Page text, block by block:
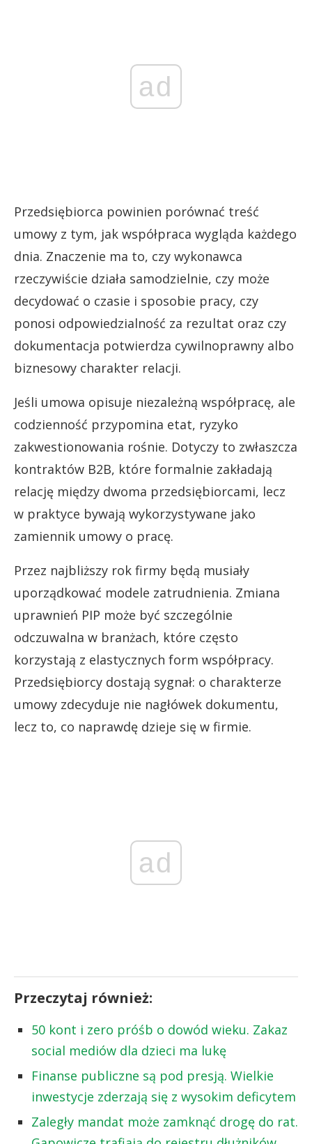
ad
Przedsiębiorca powinien porównać treść
umowy z tym, jak współpraca wygląda każdego
dnia. Znaczenie ma to, czy wykonawca
rzeczywiście działa samodzielnie, czy może
decydować o czasie i sposobie pracy, czy
ponosi odpowiedzialność za rezultat oraz czy
dokumentacja potwierdza cywilnoprawny albo
biznesowy charakter relacji.
Jeśli umowa opisuje niezależną współpracę, ale
codzienność przypomina etat, ryzyko
zakwestionowania rośnie. Dotyczy to zwłaszcza
kontraktów B2B, które formalnie zakładają
relację między dwoma przedsiębiorcami, lecz
w praktyce bywają wykorzystywane jako
zamiennik umowy o pracę.
Przez najbliższy rok firmy będą musiały
uporządkować modele zatrudnienia. Zmiana
uprawnień PIP może być szczególnie
odczuwalna w branżach, które często
korzystają z elastycznych form współpracy.
Przedsiębiorcy dostają sygnał: o charakterze
umowy zdecyduje nie nagłówek dokumentu,
lecz to, co naprawdę dzieje się w firmie.
ad
Przeczytaj również:
50 kont i zero próśb o dowód wieku. Zakaz
social mediów dla dzieci ma lukę
Finanse publiczne są pod presją. Wielkie
inwestycje zderzają się z wysokim deficytem
Zaległy mandat może zamknąć drogę do rat.